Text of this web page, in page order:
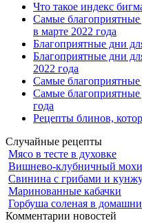
Что такое индекс
Самые благоприятные
в марте 2022 года
Благоприятные дни
Благоприятные дни
2022 года
Самые благоприятные
Самые благоприятные
года
Рецепты блинов,
Случайные рецепты
Мясо в тесте в духовке
Вишнево-клубничный
Свинина с грибами и
Маринованные кабачки
Горбуша соленая в
Комментарии новостей